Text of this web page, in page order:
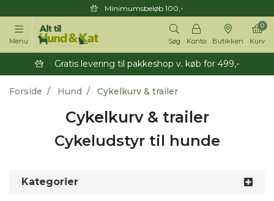
Minimumsbeløb 100,-
Menu Søg Konto Butikken Kurv
0
Gratis levering til pakkeshop v. køb for 499,-
Forside Hund Cykelkurv & trailer
Cykelkurv & trailer
Cykeludstyr til hunde
Kategorier